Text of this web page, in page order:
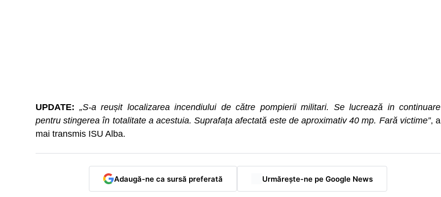
UPDATE: „S-a reușit localizarea incendiului de către pompierii militari. Se lucrează in continuare
pentru stingerea în totalitate a acestuia. Suprafața afectată este de aproximativ 40 mp. Fară victime”, a
mai transmis ISU Alba.
Adaugă-ne ca sursă preferată Urmărește-ne pe Google News